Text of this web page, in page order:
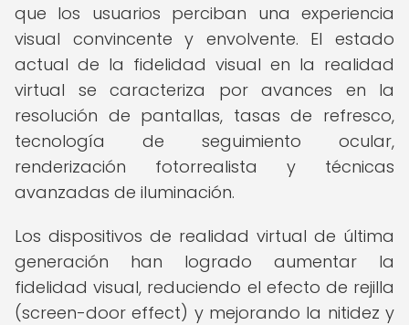
que los usuarios perciban una experiencia
visual convincente y envolvente. El estado
actual de la fidelidad visual en la realidad
virtual se caracteriza por avances en la
resolución de pantallas, tasas de refresco,
tecnología de seguimiento ocular,
renderización fotorrealista y técnicas
avanzadas de iluminación.
Los dispositivos de realidad virtual de última
generación han logrado aumentar la
fidelidad visual, reduciendo el efecto de rejilla
(screen-door effect) y mejorando la nitidez y